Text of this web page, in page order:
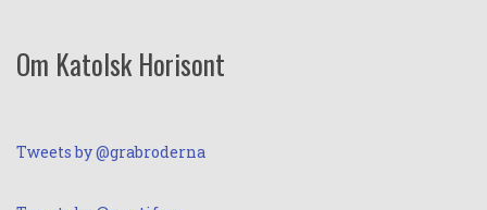
Om Katolsk Horisont
Tweets by @grabroderna